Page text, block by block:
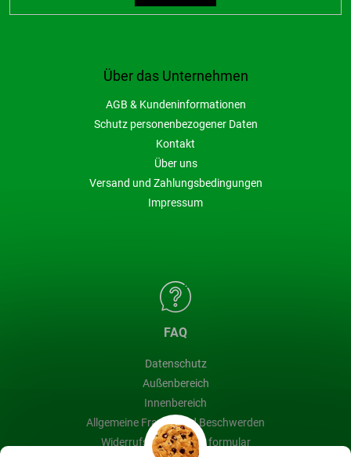
Über das Unternehmen
AGB & Kundeninformationen
Schutz personenbezogener Daten
Kontakt
Über uns
Versand und Zahlungsbedingungen
Impressum
FAQ
Datenschutz
Außenbereich
Innenbereich
Allgemeine Fragen und Beschwerden
Widerrufsbelehrung & formular